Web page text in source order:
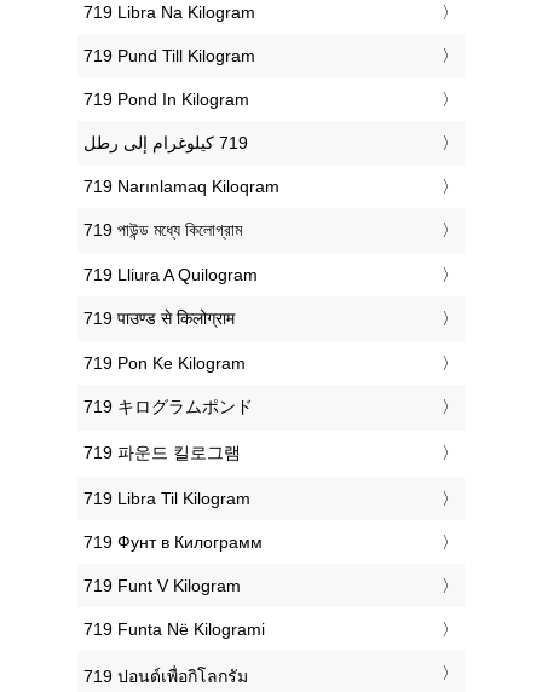
‎719 Libra Na Kilogram
‎719 Pund Till Kilogram
‎719 Pond In Kilogram
‎719 Narınlamaq Kiloqram
‎719 পাউন্ড মধ্যে কিলোগ্রাম
‎719 Lliura A Quilogram
‎719 पाउण्ड से किलोग्राम
‎719 Pon Ke Kilogram
‎719 キログラムポンド
‎719 파운드 킬로그램
‎719 Libra Til Kilogram
‎719 Фунт в Килограмм
‎719 Funt V Kilogram
‎719 Funta Në Kilogrami
‎719 ปอนด์เพื่อกิโลกรัม